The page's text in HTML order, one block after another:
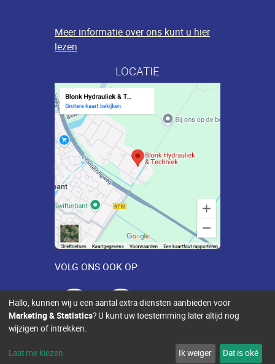
Meer informatie over ons kunt u hier
lezen
LOCATIE
VOLG ONS OOK OP:
Sitemap Contact
Hallo, kunnen wij u een aantal extra diensten aanbieden voor
Marketing & Statistics? U kunt uw toestemming later altijd nog
wijzigen of intrekken.
Laat me kiezen Ik weiger Dat is oké